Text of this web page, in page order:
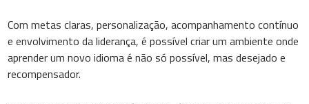
Com metas claras, personalização, acompanhamento contínuo
e envolvimento da liderança, é possível criar um ambiente onde
aprender um novo idioma é não só possível, mas desejado e
recompensador.